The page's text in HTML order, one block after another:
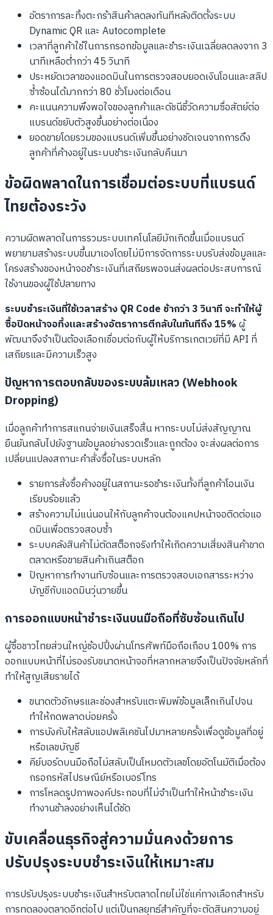
อัตราการละทิ้งตะกร้าสินค้าลดลงทันทีหลังติดตั้งระบบ
Dynamic QR และ Autocomplete
เวลาที่ลูกค้าใช้ในการกรอกข้อมูลและชำระเงินเฉลี่ยลดลงจาก 3
นาทีเหลือต่ำกว่า 45 วินาที
ประหยัดเวลาของแอดมินในการตรวจสอบยอดเงินโอนและสลิป
ซ้ำซ้อนได้มากกว่า 80 ชั่วโมงต่อเดือน
คะแนนความพึงพอใจของลูกค้าและดัชนีชี้วัดความซื่อสัตย์ต่อ
แบรนด์ขยับตัวสูงขึ้นอย่างต่อเนื่อง
ยอดขายโดยรวมของแบรนด์เพิ่มขึ้นอย่างชัดเจนจากการดึง
ลูกค้าที่ค้างอยู่ในระบบชำระเงินกลับคืนมา
ข้อผิดพลาดในการเชื่อมต่อระบบที่แบรนด์
ไทยต้องระวัง
ความผิดพลาดในการรวมระบบเทคโนโลยีมักเกิดขึ้นเมื่อแบรนด์
พยายามสร้างระบบขึ้นมาเองโดยไม่มีการจัดการระบบรับส่งข้อมูลและ
โครงสร้างของหน้าจอชำระเงินที่เสถียรพอจนส่งผลต่อประสบการณ์
ใช้งานของผู้ใช้ปลายทาง
ระบบชำระเงินที่ใช้เวลาสร้าง QR Code ช้ากว่า 3 วินาที จะทำให้ผู้
ซื้อปิดหน้าจอทิ้งและสร้างอัตราการตีกลับในทันทีถึง 15%ผู้
พัฒนาจึงจำเป็นต้องเลือกเชื่อมต่อกับผู้ให้บริการเกตเวย์ที่มี API ที่
เสถียรและมีความเร็วสูง
ปัญหาการตอบกลับของระบบล้มเหลว (Webhook
Dropping)
เมื่อลูกค้าทำการสแกนจ่ายเงินเสร็จสิ้น หากระบบไม่ส่งสัญญาณ
ยืนยันกลับไปยังฐานข้อมูลอย่างรวดเร็วและถูกต้อง จะส่งผลต่อการ
เปลี่ยนแปลงสถานะคำสั่งซื้อในระบบหลัก
รายการสั่งซื้อค้างอยู่ในสถานะรอชำระเงินทั้งที่ลูกค้าโอนเงิน
เรียบร้อยแล้ว
สร้างความไม่แน่นอนให้กับลูกค้าจนต้องแคปหน้าจอติดต่อแอ
ดมินเพื่อตรวจสอบซ้ำ
ระบบคลังสินค้าไม่ตัดสต็อกจริงทำให้เกิดความเสี่ยงสินค้าขาด
ตลาดหรือขายสินค้าเกินสต็อก
ปัญหาการทำงานทับซ้อนและการตรวจสอบเอกสารระหว่าง
บัญชีกับแอดมินวุ่นวายขึ้น
การออกแบบหน้าชำระเงินบนมือถือที่ซับซ้อนเกินไป
ผู้ซื้อชาวไทยส่วนใหญ่ช้อปปิ้งผ่านโทรศัพท์มือถือเกือบ 100% การ
ออกแบบหน้าที่ไม่รองรับขนาดหน้าจอที่หลากหลายจึงเป็นปัจจัยหลักที่
ทำให้สูญเสียรายได้
ขนาดตัวอักษรและช่องสำหรับแตะพิมพ์ข้อมูลเล็กเกินไปจน
ทำให้กดพลาดบ่อยครั้ง
การบังคับให้สลับแอปพลิเคชันไปมาหลายครั้งเพื่อดูข้อมูลที่อยู่
หรือเลขบัญชี
คีย์บอร์ดบนมือถือไม่สลับเป็นโหมดตัวเลขโดยอัตโนมัติเมื่อต้อง
กรอกรหัสไปรษณีย์หรือเบอร์โทร
การโหลดรูปภาพองค์ประกอบที่ไม่จำเป็นทำให้หน้าชำระเงิน
ทำงานช้าลงอย่างเห็นได้ชัด
ขับเคลื่อนธุรกิจสู่ความมั่นคงด้วยการ
ปรับปรุงระบบชำระเงินให้เหมาะสม
การปรับปรุงระบบชำระเงินสำหรับตลาดไทยไม่ใช่แค่ทางเลือกสำหรับ
การทดลองตลาดอีกต่อไป แต่เป็นกลยุทธ์สำคัญที่จะตัดสินความอยู่